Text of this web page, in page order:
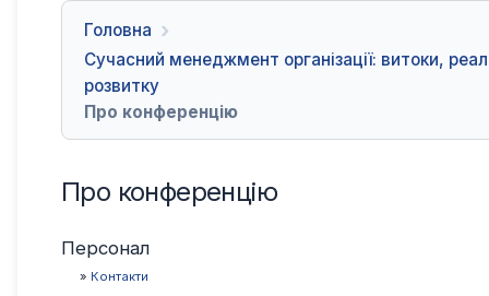
Головна
Сучасний менеджмент організації: витоки,
розвитку
Про конференцію
Про конференцію
Персонал
» Контакти